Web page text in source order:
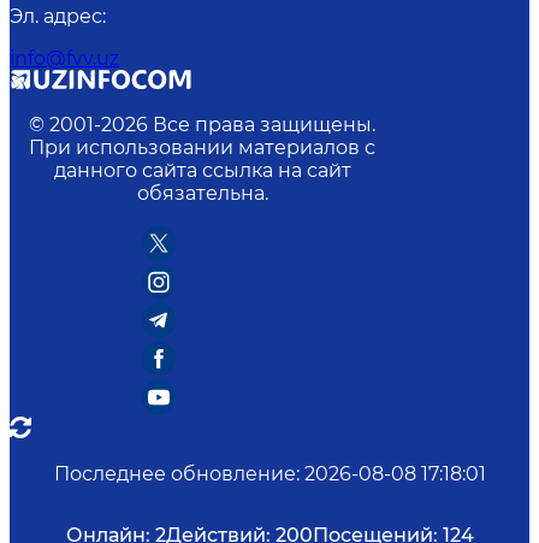
Эл. адрес:
info@fvv.uz
© 2001-2026 Все права защищены.
При использовании материалов с
данного сайта ссылка на сайт
обязательна.
Последнее обновление: 2026-08-08 17:18:01
Онлайн: 2Действий: 200 Посещений: 124